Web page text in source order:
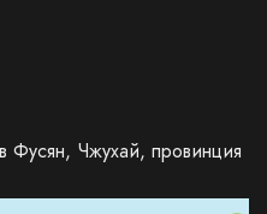
Фусян, Чжухай, провинция